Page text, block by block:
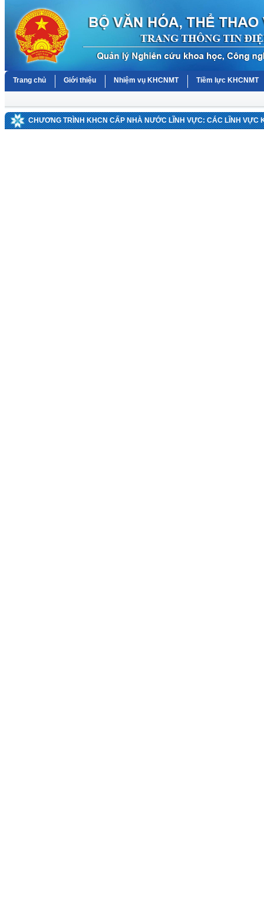
Trang chủ Giới thiệu Nhiệm vụ KHCNMT Tiềm lực KHCNMT
CHƯƠNG TRÌNH KHCN CẤP NHÀ NƯỚC LĨNH VỰC: CÁC LĨNH VỰC